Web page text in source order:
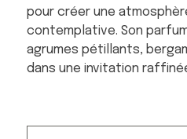
pour créer une
contemplative. Son
agrumes pétillants,
dans une invitation